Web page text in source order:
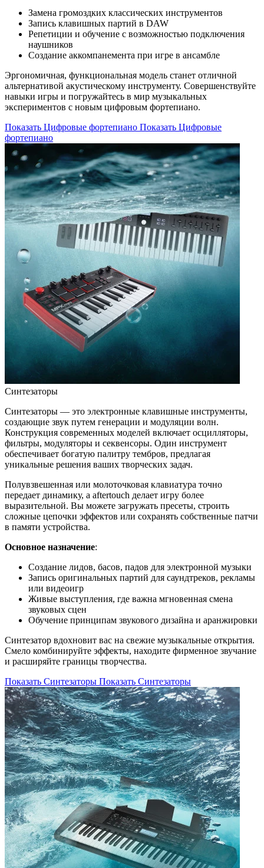
Замена громоздких классических инструментов
Запись клавишных партий в DAW
Репетиции и обучение с возможностью подключения
наушников
Создание аккомпанемента при игре в ансамбле
Эргономичная, функциональная модель станет отличной
альтернативой акустическому инструменту. Совершенствуйте
навыки игры и погружайтесь в мир музыкальных
экспериментов с новым цифровым фортепиано.
Показать Цифровые фортепиано Показать Цифровые
фортепиано
Синтезаторы
Синтезаторы — это электронные клавишные инструменты,
создающие звук путем генерации и модуляции волн.
Конструкция современных моделей включает осцилляторы,
фильтры, модуляторы и секвенсоры. Один инструмент
обеспечивает богатую палитру тембров, предлагая
уникальные решения ваших творческих задач.
Полувзвешенная или молоточковая клавиатура точно
передает динамику, а aftertouch делает игру более
выразительной. Вы можете загружать пресеты, строить
сложные цепочки эффектов или сохранять собственные патчи
в памяти устройства.
Основное назначение:
Создание лидов, басов, падов для электронной музыки
Запись оригинальных партий для саундтреков, рекламы
или видеоигр
Живые выступления, где важна мгновенная смена
звуковых сцен
Обучение принципам звукового дизайна и аранжировки
Синтезатор вдохновит вас на свежие музыкальные открытия.
Смело комбинируйте эффекты, находите фирменное звучание
и расширяйте границы творчества.
Показать Синтезаторы Показать Синтезаторы